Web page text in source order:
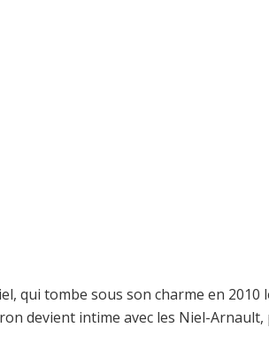
qui tombe sous son charme en
devient intime avec les Niel-